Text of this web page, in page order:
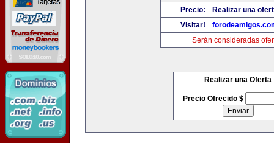
Precio:
Realizar una
Visitar!
Serán consideradas
Realizar una Oferta
Precio Ofrecido $